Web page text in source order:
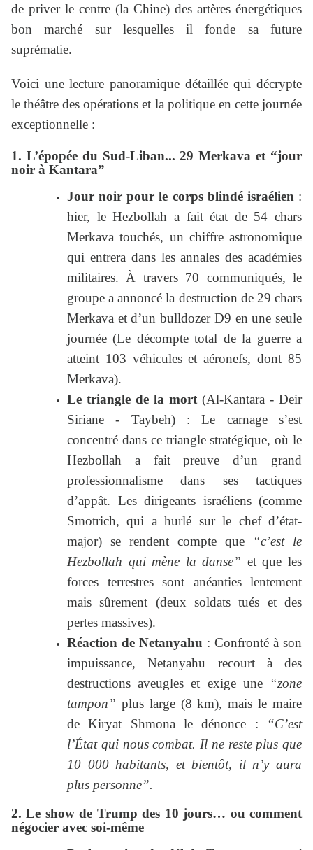
de priver le centre (la Chine) des artères énergétiques
bon marché sur lesquelles il fonde sa future
suprématie.
Voici une lecture panoramique détaillée qui décrypte
le théâtre des opérations et la politique en cette journée
exceptionnelle :
1. L’épopée du Sud-Liban... 29 Merkava et “jour
noir à Kantara”
Jour noir pour le corps blindé israélien :
hier, le Hezbollah a fait état de 54 chars
Merkava touchés, un chiffre astronomique
qui entrera dans les annales des académies
militaires. À travers 70 communiqués, le
groupe a annoncé la destruction de 29 chars
Merkava et d’un bulldozer D9 en une seule
journée (Le décompte total de la guerre a
atteint 103 véhicules et aéronefs, dont 85
Merkava).
Le triangle de la mort (Al-Kantara - Deir
Siriane - Taybeh) : Le carnage s’est
concentré dans ce triangle stratégique, où le
Hezbollah a fait preuve d’un grand
professionnalisme dans ses tactiques
d’appât. Les dirigeants israéliens (comme
Smotrich, qui a hurlé sur le chef d’état-
major) se rendent compte que “c’est le
Hezbollah qui mène la danse” et que les
forces terrestres sont anéanties lentement
mais sûrement (deux soldats tués et des
pertes massives).
Réaction de Netanyahu : Confronté à son
impuissance, Netanyahu recourt à des
destructions aveugles et exige une “zone
tampon” plus large (8 km), mais le maire
de Kiryat Shmona le dénonce : “C’est
l’État qui nous combat. Il ne reste plus que
10 000 habitants, et bientôt, il n’y aura
plus personne”.
2. Le show de Trump des 10 jours… ou comment
négocier avec soi-même